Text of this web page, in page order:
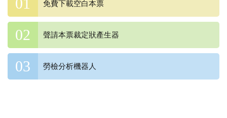
免費下載空白本票
聲請本票裁定狀產生器
勞檢分析機器人